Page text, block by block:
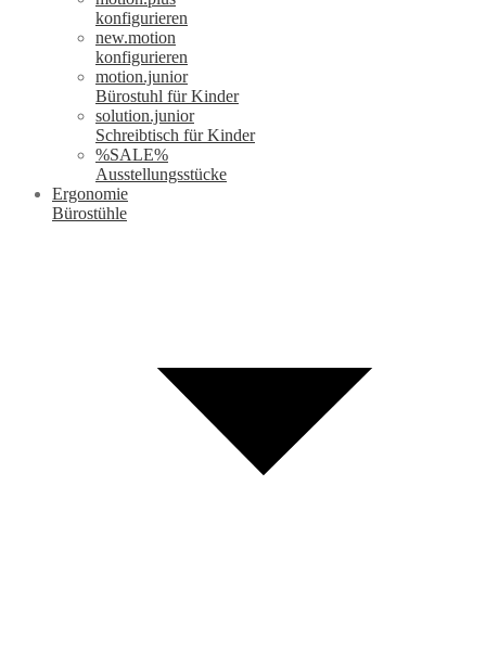
konfigurieren
new.motion
konfigurieren
motion.junior
Bürostuhl für Kinder
solution.junior
Schreibtisch für Kinder
%SALE%
Ausstellungsstücke
Ergonomie
Bürostühle